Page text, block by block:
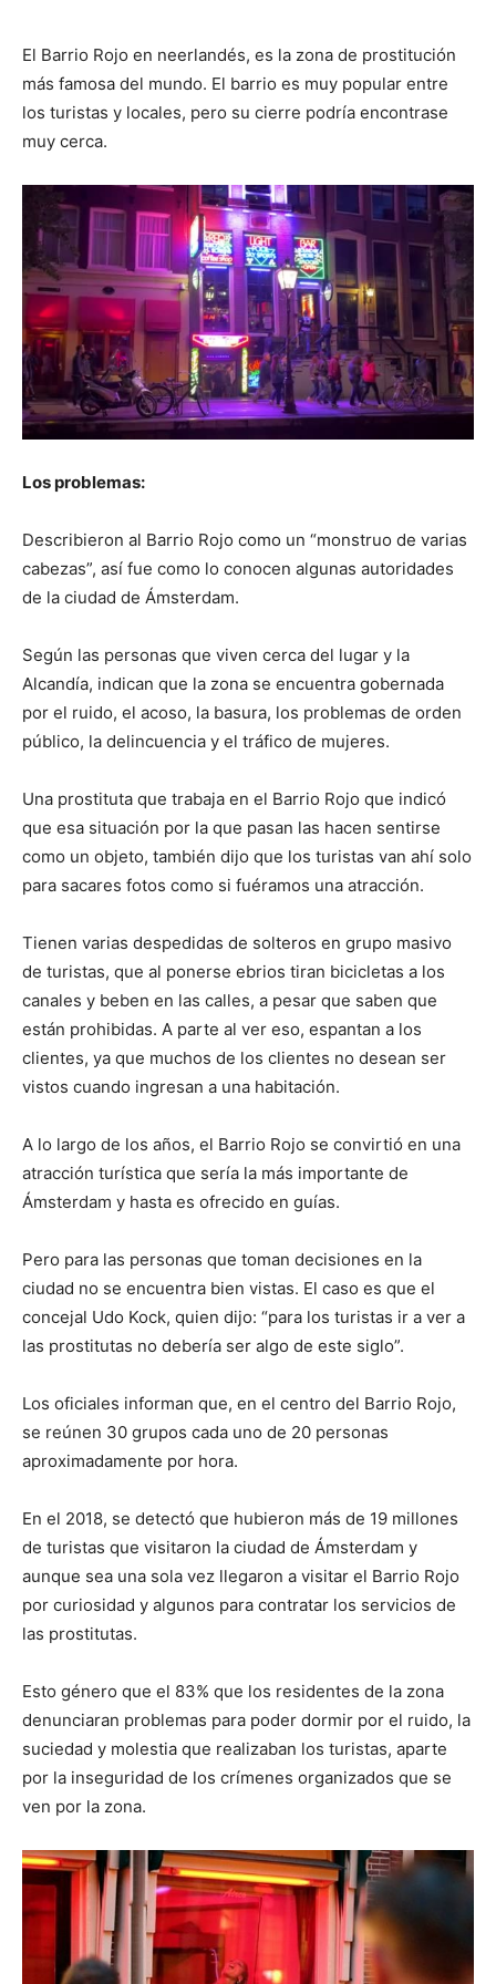
El Barrio Rojo en neerlandés, es la zona de prostitución
más famosa del mundo. El barrio es muy popular entre
los turistas y locales, pero su cierre podría encontrase
muy cerca.
Los problemas:
Describieron al Barrio Rojo como un “monstruo de varias
cabezas”, así fue como lo conocen algunas autoridades
de la ciudad de Ámsterdam.
Según las personas que viven cerca del lugar y la
Alcandía, indican que la zona se encuentra gobernada
por el ruido, el acoso, la basura, los problemas de orden
público, la delincuencia y el tráfico de mujeres.
Una prostituta que trabaja en el Barrio Rojo que indicó
que esa situación por la que pasan las hacen sentirse
como un objeto, también dijo que los turistas van ahí solo
para sacares fotos como si fuéramos una atracción.
Tienen varias despedidas de solteros en grupo masivo
de turistas, que al ponerse ebrios tiran bicicletas a los
canales y beben en las calles, a pesar que saben que
están prohibidas. A parte al ver eso, espantan a los
clientes, ya que muchos de los clientes no desean ser
vistos cuando ingresan a una habitación.
A lo largo de los años, el Barrio Rojo se convirtió en una
atracción turística que sería la más importante de
Ámsterdam y hasta es ofrecido en guías.
Pero para las personas que toman decisiones en la
ciudad no se encuentra bien vistas. El caso es que el
concejal Udo Kock, quien dijo: “para los turistas ir a ver a
las prostitutas no debería ser algo de este siglo”.
Los oficiales informan que, en el centro del Barrio Rojo,
se reúnen 30 grupos cada uno de 20 personas
aproximadamente por hora.
En el 2018, se detectó que hubieron más de 19 millones
de turistas que visitaron la ciudad de Ámsterdam y
aunque sea una sola vez llegaron a visitar el Barrio Rojo
por curiosidad y algunos para contratar los servicios de
las prostitutas.
Esto género que el 83% que los residentes de la zona
denunciaran problemas para poder dormir por el ruido, la
suciedad y molestia que realizaban los turistas, aparte
por la inseguridad de los crímenes organizados que se
ven por la zona.